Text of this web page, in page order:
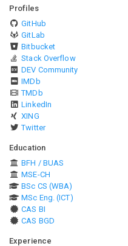
Profiles
GitHub
GitLab
Bitbucket
Stack Overflow
DEV Community
IMDb
TMDb
LinkedIn
XING
Twitter
Education
BFH / BUAS
MSE-CH
BSc CS (WBA)
MSc Eng. (ICT)
CAS BI
CAS BGD
Experience